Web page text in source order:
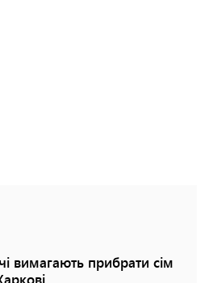
вимагають прибрати сім